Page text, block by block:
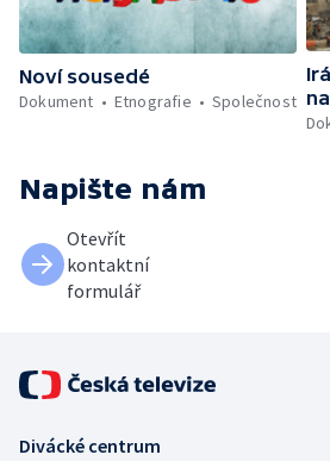
Noví sousedé
Dokument
Etnografie Společnost
Napište nám
Otevřít
kontaktní
formulář
Divácké centrum